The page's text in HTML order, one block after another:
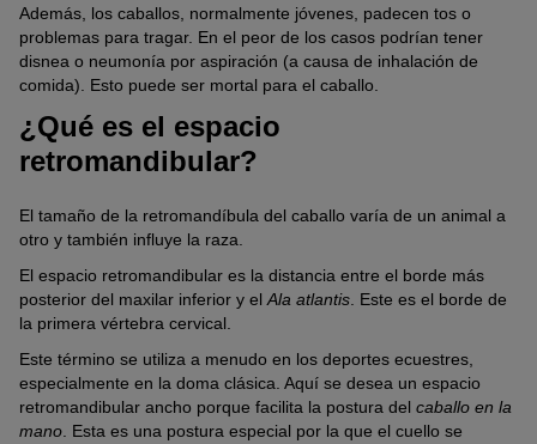
Además, los caballos, normalmente jóvenes, padecen tos o
problemas para tragar. En el peor de los casos podrían tener
disnea o neumonía por aspiración (a causa de inhalación de
comida). Esto puede ser mortal para el caballo.
¿Qué es el espacio
retromandibular?
El tamaño de la retromandíbula del caballo varía de un animal a
otro y también influye la raza.
El espacio retromandibular es la distancia entre el borde más
posterior del maxilar inferior y elAla atlantis. Este es el borde de
la primera vértebra cervical.
Este término se utiliza a menudo en los deportes ecuestres,
especialmente en la doma clásica. Aquí se desea un espacio
retromandibular ancho porque facilita la postura del caballo en la
mano. Esta es una postura especial por la que el cuello se